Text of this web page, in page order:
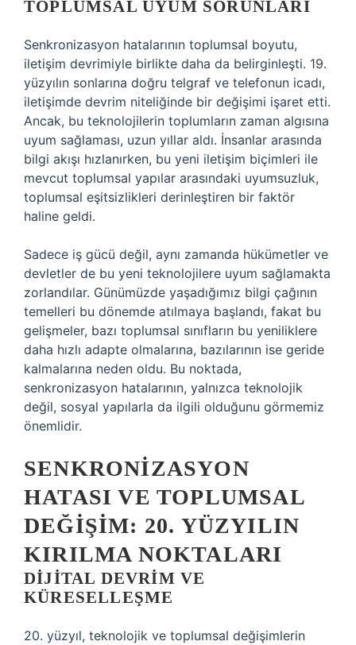
TOPLUMSAL UYUM SORUNLARI
Senkronizasyon hatalarının toplumsal boyutu,
iletişim devrimiyle birlikte daha da belirginleşti. 19.
yüzyılın sonlarına doğru telgraf ve telefonun icadı,
iletişimde devrim niteliğinde bir değişimi işaret etti.
Ancak, bu teknolojilerin toplumların zaman algısına
uyum sağlaması, uzun yıllar aldı. İnsanlar arasında
bilgi akışı hızlanırken, bu yeni iletişim biçimleri ile
mevcut toplumsal yapılar arasındaki uyumsuzluk,
toplumsal eşitsizlikleri derinleştiren bir faktör
haline geldi.
Sadece iş gücü değil, aynı zamanda hükümetler ve
devletler de bu yeni teknolojilere uyum sağlamakta
zorlandılar. Günümüzde yaşadığımız bilgi çağının
temelleri bu dönemde atılmaya başlandı, fakat bu
gelişmeler, bazı toplumsal sınıfların bu yeniliklere
daha hızlı adapte olmalarına, bazılarının ise geride
kalmalarına neden oldu. Bu noktada,
senkronizasyon hatalarının, yalnızca teknolojik
değil, sosyal yapılarla da ilgili olduğunu görmemiz
önemlidir.
SENKRONIZASYON
HATASI VE TOPLUMSAL
DEĞIŞIM: 20. YÜZYILIN
KIRILMA NOKTALARI
DIJITAL DEVRIM VE
KÜRESELLEŞME
20. yüzyıl, teknolojik ve toplumsal değişimlerin